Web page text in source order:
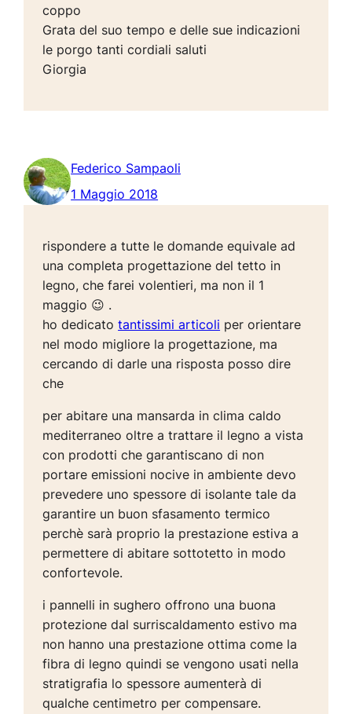
coppo
Grata del suo tempo e delle sue indicazioni
le porgo tanti cordiali saluti
Giorgia
Federico Sampaoli
1 Maggio 2018
rispondere a tutte le domande equivale ad
una completa progettazione del tetto in
legno, che farei volentieri, ma non il 1
maggio 😉 .
ho dedicatotantissimi articoli per orientare
nel modo migliore la progettazione, ma
cercando di darle una risposta posso dire
che
per abitare una mansarda in clima caldo
mediterraneo oltre a trattare il legno a vista
con prodotti che garantiscano di non
portare emissioni nocive in ambiente devo
prevedere uno spessore di isolante tale da
garantire un buon sfasamento termico
perchè sarà proprio la prestazione estiva a
permettere di abitare sottotetto in modo
confortevole.
i pannelli in sughero offrono una buona
protezione dal surriscaldamento estivo ma
non hanno una prestazione ottima come la
fibra di legno quindi se vengono usati nella
stratigrafia lo spessore aumenterà di
qualche centimetro per compensare.